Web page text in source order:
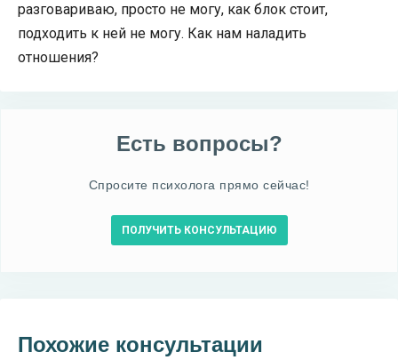
разговариваю, просто не могу, как блок стоит,
подходить к ней не могу. Как нам наладить
отношения?
Есть вопросы?
Спросите психолога прямо сейчас!
ПОЛУЧИТЬ КОНСУЛЬТАЦИЮ
Похожие консультации